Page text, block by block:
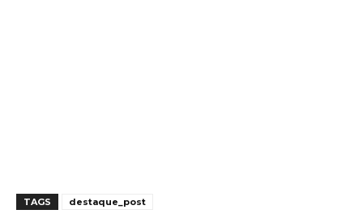
TAGS destaque_post